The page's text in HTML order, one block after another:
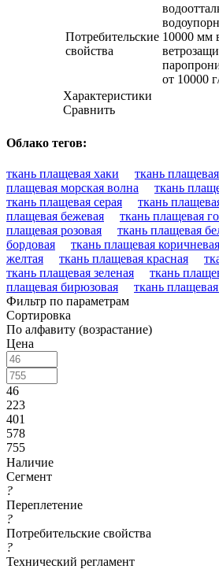
Потребительские
свойства
10000 мм
от 10000
Характеристики
Сравнить
Облако тегов:
ткань плащевая хаки ткань
плащевая морская волна
ткань
ткань плащевая серая
ткань
плащевая бежевая
ткань плащевая
плащевая розовая
ткань плащевая
бордовая
ткань плащевая коричневая
желтая
ткань плащевая красная
ткань плащевая зеленая
ткань
плащевая бирюзовая
ткань
Фильтр по параметрам
Сортировка
По алфавиту (возрастание)
Цена
46
223
401
578
755
Наличие
Сегмент
?
Переплетение
?
Потребительские свойства
?
Технический регламент